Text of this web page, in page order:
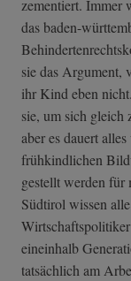
zementiert. Immer
das baden-
sie das Argument,
ihr Kind eben
sie, um sich gleich
aber es dauert
frühkindlichen
gestellt werden für
Südtirol wissen
eineinhalb
tatsächlich am